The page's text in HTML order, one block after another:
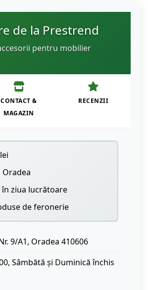
de la Prestrend
pentru mobilier
CONTACT &
MAGAZIN
RECENZII
ziua lucrătoare
de feronerie
9/A1, Oradea 410606
Sâmbătă și Duminică închis